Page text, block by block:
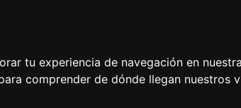
tu experiencia de navegación en
comprender de dónde llegan nuestros